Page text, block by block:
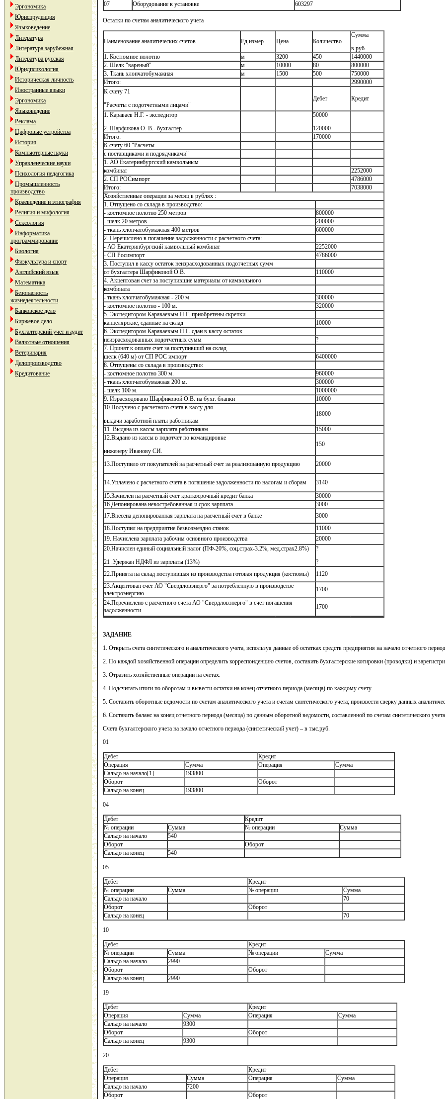
Эргономика
Юриспруденция
Языковедение
Литература
Литература зарубежная
Литература русская
Юридпсихология
Историческая личность
Иностранные языки
Эргономика
Языковедение
Реклама
Цифровые устройства
История
Компьютерные науки
Управленческие науки
Психология педагогика
Промышленность
производство
Краеведение и этнография
Религия и мифология
Сексология
Информатика
программирование
Биология
Физкультура и спорт
Английский язык
Математика
Безопасность
жизнедеятельности
Банковское дело
Биржевое дело
Бухгалтерский учет и аудит
Валютные отношения
Ветеринария
Делопроизводство
Кредитование
07
Оборудование к установке 603297
Остатки по счетам аналитического учета
Наименование аналитических счетов Ед.измер Цена Количество
Сумма
в руб.
1. Костюмное полотно
м 3200 450
1440000
2. Шелк "вареный"
м 10000 80
800000
3. Ткань хлопчатобумажная
м 1500 500
750000
Итого:
2990000
К счету 71
"Расчеты с подотчетными лицами"
Дебет Кредит
1. Караваев Н.Г. - экспедитор
2. Шарфикова О. В.- бухгалтер
50000
120000
Итого:
170000
К счету 60 "Расчеты
с поставщиками и подрядчиками"
1. АО Екатеринбургский камвольным
комбинат
2252000
2. СП РОСимпорт
4786000
Итого:
7038000
Хозяйственные операции за месяц в рублях :
1. Отпущено со склада в производство:
- костюмное полотно 250 метров
800000
- шелк 20 метров
200000
- ткань хлопчатобумажная 400 метров
600000
2. Перечислено в погашение задолженности с расчетного счета:
- АО Екатеринбургский камвольный комбинат
2252000
- СП Росимпорт
4786000
3. Поступил в кассу остаток неизрасходованных подотчетных сумм
от бухгалтера Шарфиковой О.В.
110000
4. Акцептован счет за поступившие материалы от камвольного
комбината
- ткань хлопчатобумажная - 200 м.
300000
- костюмное полотно - 100 м.
320000
5. Экспедитором Караваевым Н.Г. приобретены скрепки
канцелярские, сданные на склад
10000
6. Экспедитором Караваевым Н.Г. сдан в кассу остаток
неизрасходованных подотчетных сумм
?
7. Принят к оплате счет за поступивший на склад
шелк (640 м) от СП РОС импорт
6400000
8. Отпущены со склада в производство:
- костюмное полотно 300 м.
960000
- ткань хлопчатобумажная 200 м.
300000
- шелк 100 м.
1000000
9. Израсходовано Шарфиковой О.В. на бухг. бланки
10000
10.Получено с расчетного счета в кассу для
выдачи заработной платы работникам
18000
11 .Выдана из кассы зарплата работникам
15000
12.Выдано из кассы в подотчет по командировке
инженеру Иванову СИ.
150
13.Поступило от покупателей на расчетный счет за реализованную продукцию 20000
14.Уплачено с расчетного счета в погашение задолженности по налогам и сборам
3140
15.3ачислен на расчетный счет краткосрочный кредит банка
30000
16.Депонирована невостребованная и срок зарплата
3000
17.Внесена депонированная зарплата на расчетный счет в банке
3000
18.Поступил на предприятие безвозмездно станок
11000
19..Начислена зарплата рабочим основного производства
20000
20.Начислен единый социальный налог (ПФ-20%, соц.страх-3.2%, мед.страх2.8%)
21 .Удержан НДФЛ из зарплаты (13%)
?
?
22.Принята на склад поступившая из производства готовая продукция (костюмы)
1120
23.Акцептован счет АО "Свердловэнерго" за потребленную в производстве
электроэнергию
1700
24.Перечислено с расчетного счета АО "Свердловэнерго" в счет погашения
задолженности
1700
ЗАДАНИЕ
1. Открыть счета синтетического и аналитического учета, используя данные об остатках средств предприятия на начало отчетного
2. По каждой хозяйственной операции определить корреспонденцию счетов, составить бухгалтерские котировки (проводки) и
3. Отразить хозяйственные операции на счетах.
4. Подсчитать итоги по оборотам и вывести остатки на конец отчетного периода (месяца) по каждому счету.
5. Составить оборотные ведомости по счетам аналитического учета и счетам синтетического учета; произвести сверку данных
6. Составить баланс на конец отчетного периода (месяца) по данным оборотной ведомости, составленной по счетам синтетического учета
Счета бухгалтерского учета на начало отчетного периода (синтетический учет) – в тыс.руб.
01
Дебет
Кредит
Операция
Сумма Операция
Сумма
Сальдо на начало[1]
193800
Оборот
Оборот
Сальдо на конец
193800
04
Дебет
Кредит
№ операции
Сумма № операции
Сумма
Сальдо на начало
540
Оборот
Оборот
Сальдо на конец
540
05
Дебет
Кредит
№ операции
Сумма № операции
Сумма
Сальдо на начало
70
Оборот
Оборот
Сальдо на конец
70
10
Дебет
Кредит
№ операции
Сумма № операции
Сумма
Сальдо на начало
2990
Оборот
Оборот
Сальдо на конец
2990
19
Дебет
Кредит
Операция
Сумма Операция
Сумма
Сальдо на начало
9300
Оборот
Оборот
Сальдо на конец
9300
20
Дебет
Кредит
Операция
Сумма Операция
Сумма
Сальдо на начало
7200
Оборот
Оборот